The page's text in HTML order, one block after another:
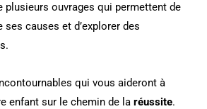
plusieurs ouvrages qui permettent de
ses causes et d’explorer des
qui vous aideront à
enfant sur le chemin de la réussite.